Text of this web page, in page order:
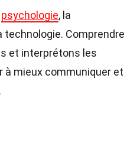
psychologie, la
Comprendre
et interprétons les
à mieux communiquer et